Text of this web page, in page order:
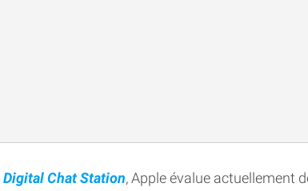
Digital Chat Station, Apple évalue actuellement